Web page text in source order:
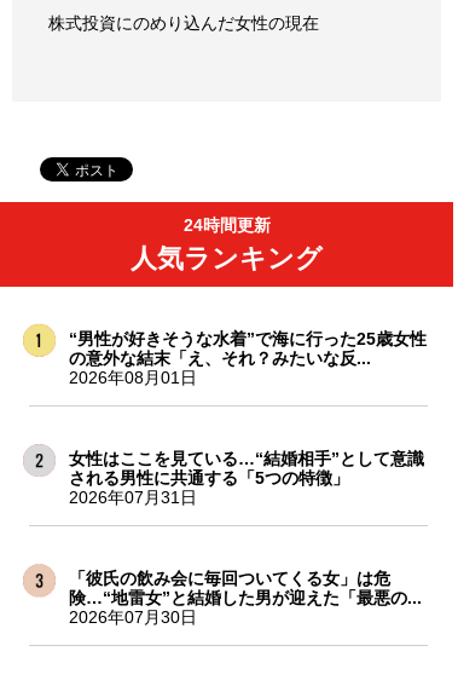
株式投資にのめり込んだ女性の現在
24時間更新
人気ランキング
“男性が好きそうな水着”で海に行った25歳女性
の意外な結末「え、それ？みたいな反...
2026年08月01日
女性はここを見ている…“結婚相手”として意識
される男性に共通する「5つの特徴」
2026年07月31日
「彼氏の飲み会に毎回ついてくる女」は危
険…“地雷女”と結婚した男が迎えた「最悪の...
2026年07月30日